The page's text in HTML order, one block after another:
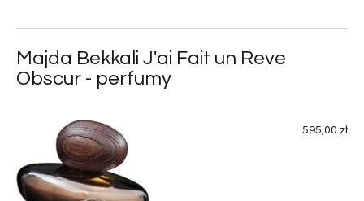
Majda Bekkali J'ai Fait un Reve
Obscur - perfumy
595,00 zł